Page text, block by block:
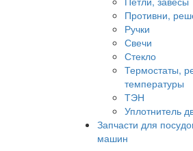
Противни,
Ручки
Свечи
Стекло
Термостаты,
температуры
ТЭН
Уплотнитель
Запчасти для
машин